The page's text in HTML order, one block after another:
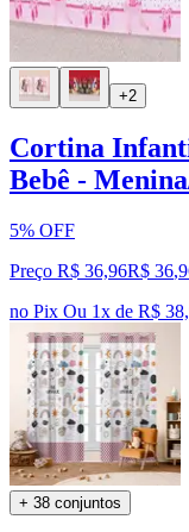
+2
Cortina
Bebê -
5% OFF
Preço R$ 36,96R$ 36,
no Pix Ou 1x de R$
+ 38 conjuntos